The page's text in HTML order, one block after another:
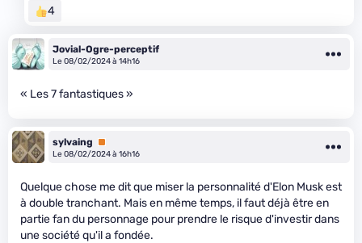
4
Jovial-Ogre-perceptif
Le 08/02/2024 à 14h16
« Les 7 fantastiques »
sylvaing
Premium
Le 08/02/2024 à 16h16
Quelque chose me dit que miser la personnalité d'Elon Musk est
à double tranchant. Mais en même temps, il faut déjà être en
partie fan du personnage pour prendre le risque d'investir dans
une société qu'il a fondée.